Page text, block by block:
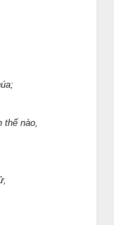
thế nào,